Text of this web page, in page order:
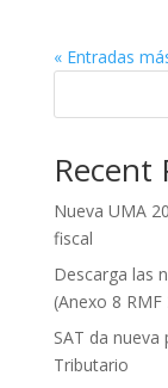
« Entradas
Recent
Nueva UMA
fiscal
Descarga las
(Anexo 8 RMF
SAT da
Tributario